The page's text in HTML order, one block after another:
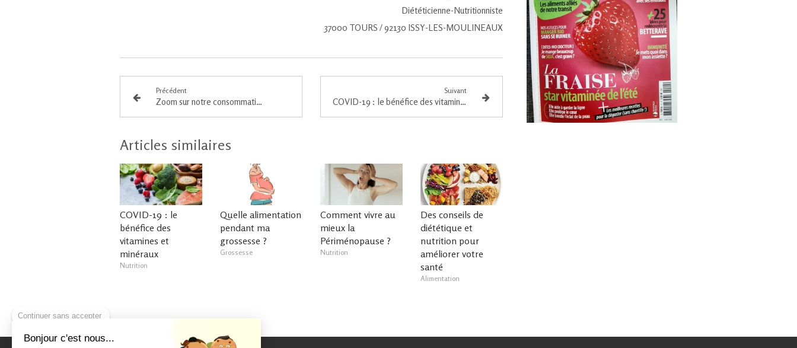
Diététicienne-Nutritionniste
37000 TOURS / 92130 ISSY-LES-MOULINEAUX
Précédent
Zoom sur notre consommation en aliments sources de PROTEINES
Suivant
COVID-19 : le bénéfice des vitamines et minéraux
Articles similaires
COVID-19 : le
bénéfice des
vitamines et
minéraux
Nutrition
Quelle alimentation
pendant ma
grossesse ?
Grossesse
Comment vivre au
mieux la
Périménopause ?
Nutrition
Des conseils de
diététique et
nutrition pour
améliorer votre
santé
Alimentation
Bonjour c'est nous...